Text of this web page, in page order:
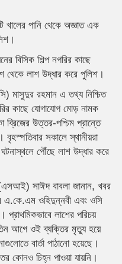
খালের পানি থেকে অজ্ঞাত এক
বিসিক শিল্প নগরির কাছে
থেকে লাশ উদ্ধার করে পুলিশ।
মাসুদুর রহমান এ তথ্য নিশ্চিত
কাছে যোগাযোগ মোড় নামক
ব্রিজের উত্তর-পশ্চিম প্রান্তে
সকালে স্থানীয়রা
পৌঁছে লাশ উদ্ধার করে
সাঈদ বাবলা জানান, খবর
এ.কে.এম ওহিদুন্নবী এবং ওসি
প্রাথমিকভাবে লাশের পরিচয়
আগে ওই ব্যক্তির মৃত্যু হয়ে
বার্তা পাঠানো হয়েছে।
কোনও চিহ্ন পাওয়া যায়নি।